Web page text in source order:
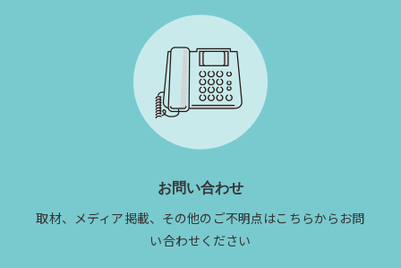
請
お問い合わせ
取材、メディア掲載、その他のご不明点はこちらからお問
い合わせください